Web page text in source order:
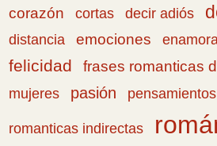
corazón
cortas decir adiós
distancia emociones
felicidad frases romanticas
mujeres
pasión pensamientos
romanticas indirectas